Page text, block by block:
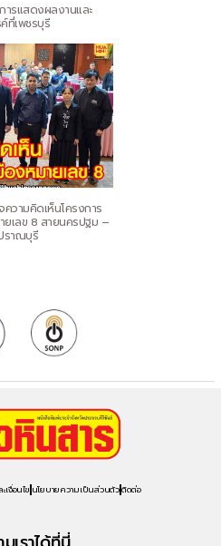
ารแสดงผลงานและ
ที่เพชรบุรี
วามคิดเห็นโครงการ
เลข 8 สายนครปฐม –
ราณบุรี
เงื่อนไข นโยบายความเป็นส่วนตัวติดต่อ